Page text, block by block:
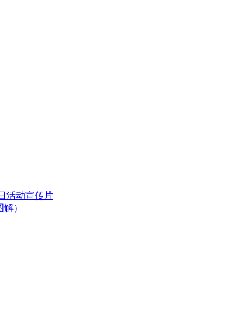
活动宣传片
）